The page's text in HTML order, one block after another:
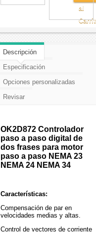
al
Descripción
Especificación
Opciones personalizadas
Revisar
OK2D872 Controlador
paso a paso digital de
dos frases para motor
paso a paso NEMA 23
NEMA 24 NEMA 34
Características:
Compensación de par en
velocidades medias y altas.
Control de vectores de corriente